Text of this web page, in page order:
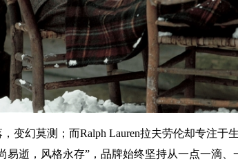
变幻莫测；而Ralph Lauren拉夫劳伦却专注于
易逝，风格永存”，品牌始终坚持从一点一滴